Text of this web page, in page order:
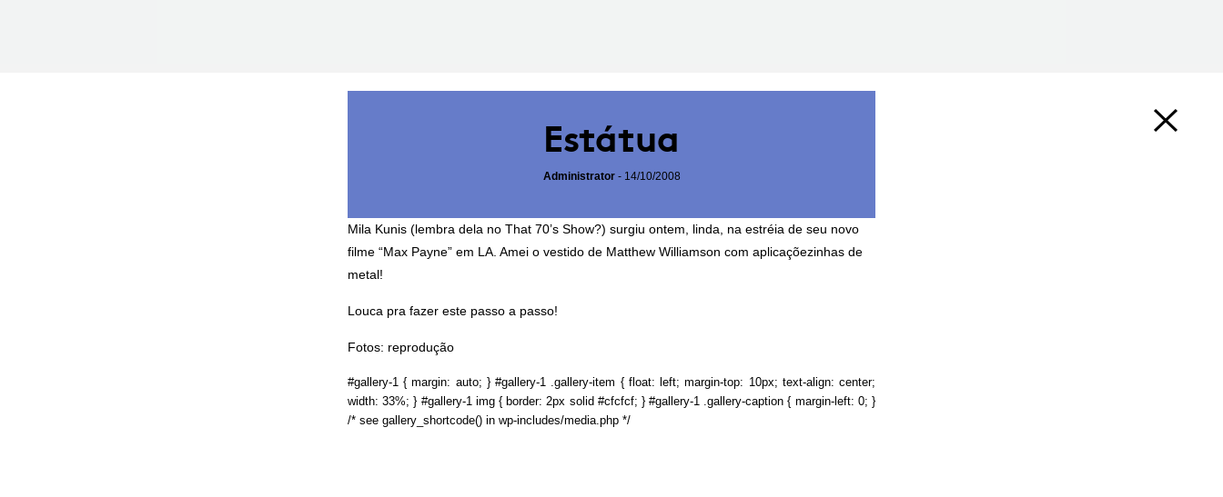
Estátua
Administrator- 14/10/2008
Mila Kunis (lembra dela no That 70’s Show?) surgiu ontem, linda, na estréia de seu novo
filme “Max Payne” em LA. Amei o vestido de Matthew Williamson com aplicaçõezinhas de
metal!
Louca pra fazer este passo a passo!
Fotos: reprodução
#gallery-1 { margin: auto; } #gallery-1 .gallery-item { float: left; margin-top: 10px; text-align: center;
width: 33%; } #gallery-1 img { border: 2px solid #cfcfcf; } #gallery-1 .gallery-caption { margin-left: 0; }
/* see gallery_shortcode() in wp-includes/media.php */